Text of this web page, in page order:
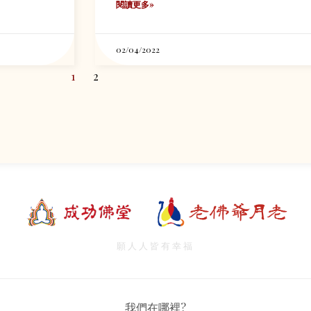
閱讀更多»
02/04/2022
1 2
願人人皆有幸福
我們在哪裡?